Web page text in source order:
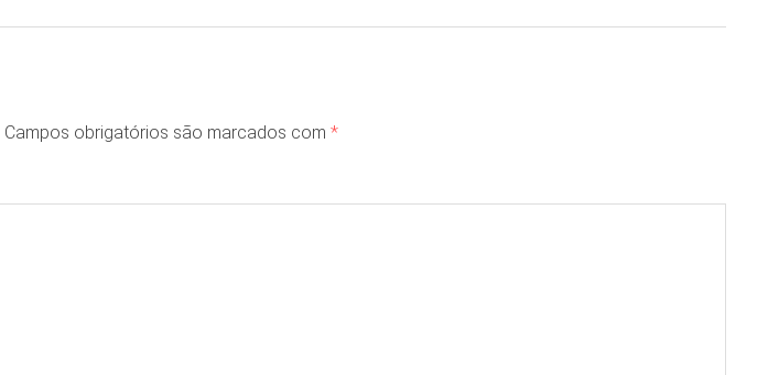
Campos obrigatórios são marcados com *